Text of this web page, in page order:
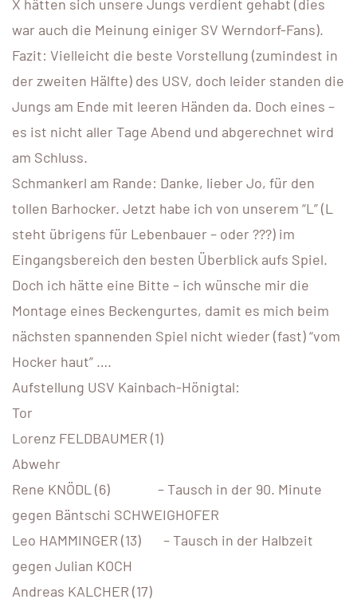
X hätten sich unsere Jungs verdient gehabt (dies
war auch die Meinung einiger SV Werndorf-Fans).
Fazit: Vielleicht die beste Vorstellung (zumindest in
der zweiten Hälfte) des USV, doch leider standen die
Jungs am Ende mit leeren Händen da. Doch eines –
es ist nicht aller Tage Abend und abgerechnet wird
am Schluss.
Schmankerl am Rande: Danke, lieber Jo, für den
tollen Barhocker. Jetzt habe ich von unserem “L” (L
steht übrigens für Lebenbauer – oder ???) im
Eingangsbereich den besten Überblick aufs Spiel.
Doch ich hätte eine Bitte – ich wünsche mir die
Montage eines Beckengurtes, damit es mich beim
nächsten spannenden Spiel nicht wieder (fast) “vom
Hocker haut” ….
Aufstellung USV Kainbach-Hönigtal:
Tor
Lorenz FELDBAUMER (1)
Abwehr
Rene KNÖDL (6) – Tausch in der 90. Minute
gegen Bäntschi SCHWEIGHOFER
Leo HAMMINGER (13) – Tausch in der Halbzeit
gegen Julian KOCH
Andreas KALCHER (17)